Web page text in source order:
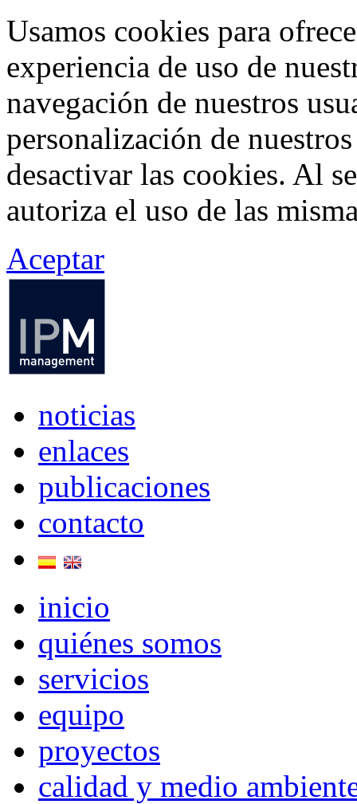
Usamos cookies para
experiencia de uso de
navegación de nuestros
personalización de
desactivar las cookies. Al
autoriza el uso de las
Aceptar
noticias
enlaces
publicaciones
contacto
inicio
quiénes somos
servicios
equipo
proyectos
calidad y medio